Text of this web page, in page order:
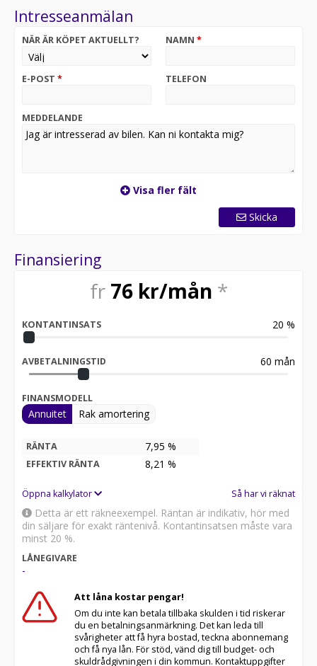
ett prisförslag?
Då är ni varmt välkomna in till oss på BilByter!
Intresseanmälan
NÄR ÄR KÖPET AKTUELLT? NAMN *
E-POST * TELEFON
MEDDELANDE
Visa fler fält
Skicka
Finansiering
fr 76kr/mån *
KONTANTINSATS 20 %
AVBETALNINGSTID 60 mån
FINANSMODELL
Annuitet Rak amortering
RÄNTA 7,95 %
EFFEKTIV RÄNTA 8,21 %
Öppna kalkylator Så har vi räknat
Detta är ett räkneexempel. Räntan är indikativ, hör med
din säljare för exakt räntenivå. Kontantinsatsen måste vara
minst 20 %.
LÅNEGIVARE
-
Att låna kostar pengar!
Om du inte kan betala tillbaka skulden i tid riskerar
du en betalningsanmärkning. Det kan leda till
svårigheter att få hyra bostad, teckna abonnemang
och få nya lån. För stöd, vänd dig till budget- och
skuldrådgivningen i din kommun. Kontaktuppgifter